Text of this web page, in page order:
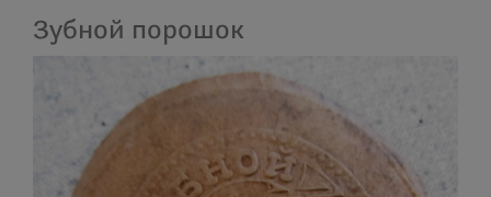
Зубной порошок